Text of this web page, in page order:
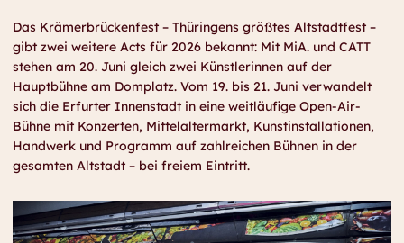
Das Krämerbrückenfest – Thüringens größtes Altstadtfest –
gibt zwei weitere Acts für 2026 bekannt: Mit MiA. und CATT
stehen am 20. Juni gleich zwei Künstlerinnen auf der
Hauptbühne am Domplatz. Vom 19. bis 21. Juni verwandelt
sich die Erfurter Innenstadt in eine weitläufige Open-Air-
Bühne mit Konzerten, Mittelaltermarkt, Kunstinstallationen,
Handwerk und Programm auf zahlreichen Bühnen in der
gesamten Altstadt – bei freiem Eintritt.